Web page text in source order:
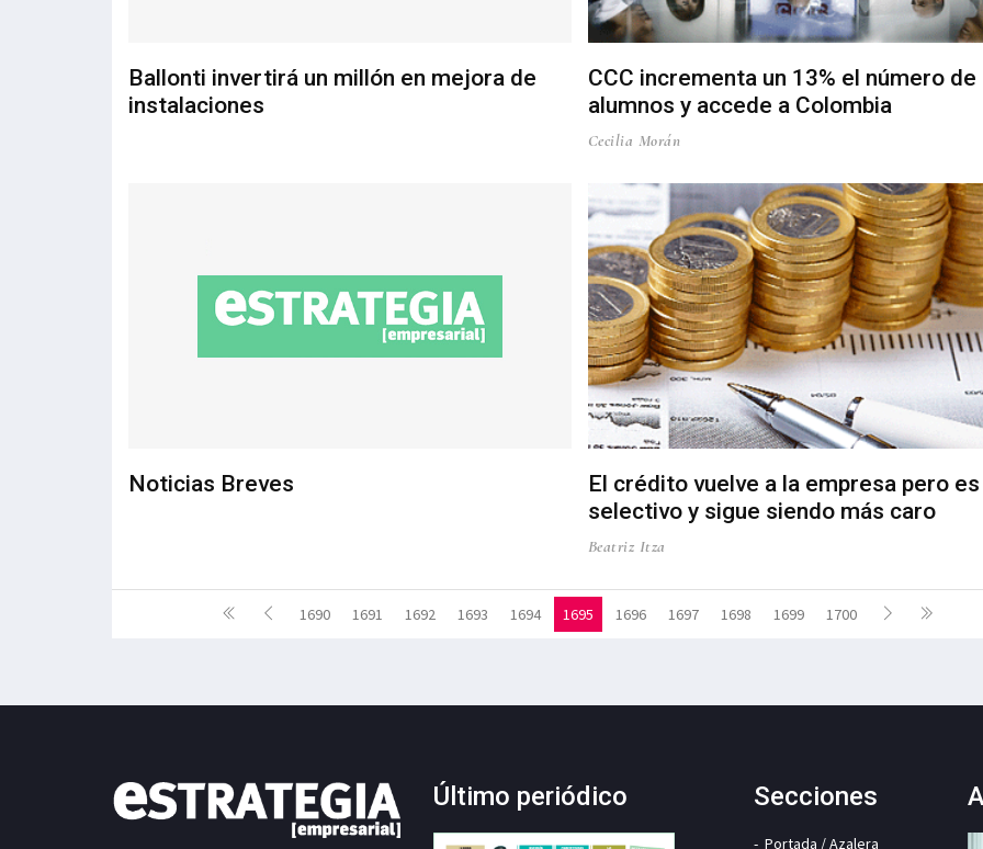
Ballonti invertirá un millón en mejora de
instalaciones
CCC incrementa un 13% el número de
alumnos y accede a Colombia
Cecilia Morán
Noticias Breves
El crédito vuelve a la empresa pero
selectivo y sigue siendo más caro
Beatriz Itza
1690 1691 1692 1693 1694 1695 1696 1697 1698 1699 1700
Último periódico Secciones
Portada / Azalera